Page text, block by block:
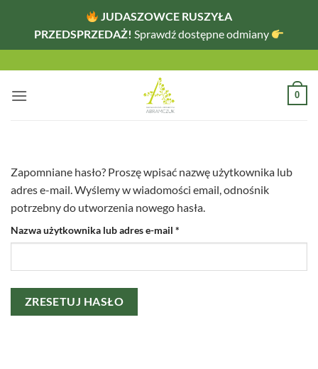
JUDASZOWCE RUSZYŁA
PRZEDSPRZEDAŻ! Sprawdź dostępne odmiany
zawartości
0
Zapomniane hasło? Proszę wpisać nazwę użytkownika lub
adres e-mail. Wyślemy w wiadomości email, odnośnik
potrzebny do utworzenia nowego hasła.
Nazwa użytkownika lub adres e-mail *
ZRESETUJ HASŁO